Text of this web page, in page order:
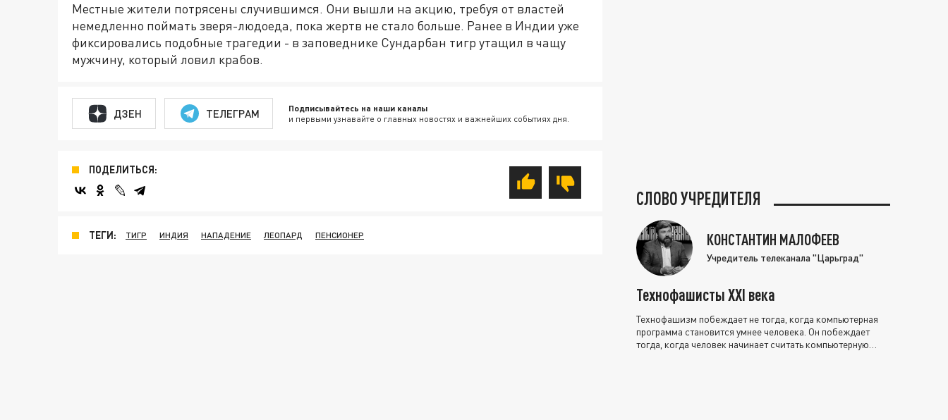
Местные жители потрясены случившимся. Они вышли на акцию, требуя от властей
немедленно поймать зверя-людоеда, пока жертв не стало больше. Ранее в Индии уже
фиксировались подобные трагедии - в заповеднике Сундарбан тигр утащил в чащу
мужчину, который ловил крабов.
ДЗЕН ТЕЛЕГРАМ Подписывайтесь на наши каналы
и первыми узнавайте о главных новостях и важнейших событиях дня.
ПОДЕЛИТЬСЯ:
ТЕГИ: ТИГР ИНДИЯ НАПАДЕНИЕ ЛЕОПАРД ПЕНСИОНЕР
СЛОВО УЧРЕДИТЕЛЯ
КОНСТАНТИН МАЛОФЕЕВ
Учредитель телеканала "Царьград"
Технофашисты XXI века
Технофашизм побеждает не тогда, когда компьютерная
программа становится умнее человека. Он побеждает
тогда, когда человек начинает считать компьютерную